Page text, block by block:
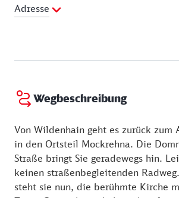
Adresse
Wegbeschreibung
Von Wildenhain geht es zurück zum
in den Ortsteil Mockrehna. Die
Straße bringt Sie geradewegs hin.
keinen straßenbegleitenden
steht sie nun, die berühmte Kirche